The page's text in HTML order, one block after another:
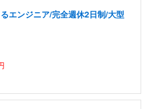
エンジニア/完全週休2日制/大型